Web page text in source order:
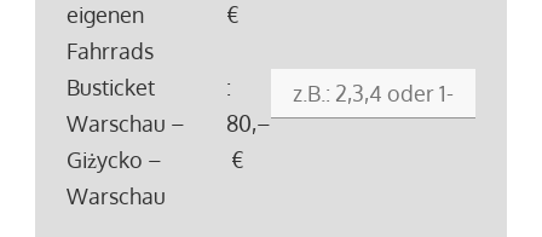
eigenen
Fahrrads
€
Busticket
Warschau –
Giżycko –
Warschau
:
80,–
€